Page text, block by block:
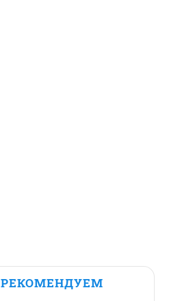
РЕКОМЕНДУЕМ